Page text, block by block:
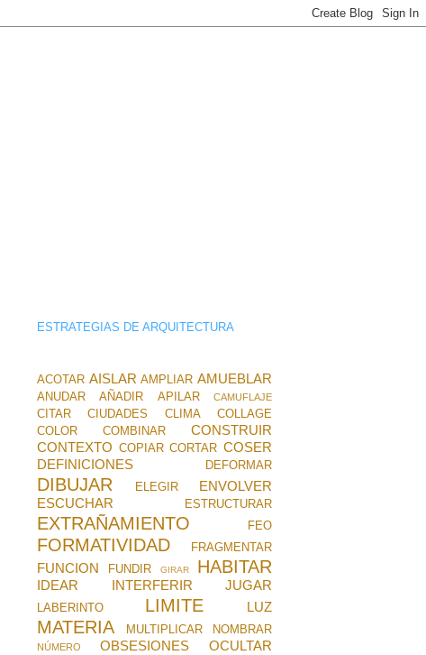
ESTRATEGIAS DE ARQUITECTURA
ACOTAR AISLAR AMPLIAR AMUEBLAR
ANUDAR AÑADIR APILAR CAMUFLAJE
CITAR CIUDADES CLIMA
COLLAGE
COLOR
COMBINAR
CONSTRUIR
CONTEXTO COPIAR CORTAR COSER
DEFINICIONES
DEFORMAR
DIBUJAR ELEGIR
ENVOLVER
ESCUCHAR
ESTRUCTURAR
EXTRAÑAMIENTO FEO
FORMATIVIDAD FRAGMENTAR
FUNCION FUNDIR GIRAR HABITAR
IDEAR INTERFERIR JUGAR
LABERINTO LIMITE LUZ
MATERIA MULTIPLICAR NOMBRAR
NÚMERO OBSESIONES OCULTAR